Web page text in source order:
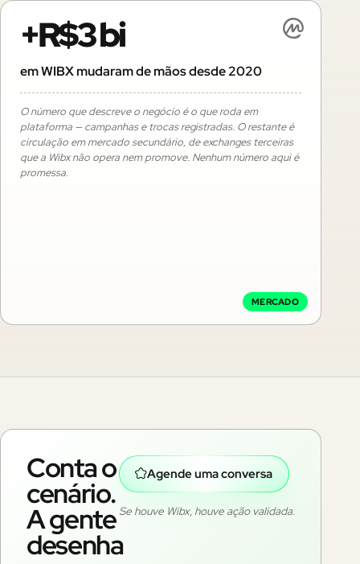
+R$3 bi
em WIBX mudaram de mãos desde 2020
O número que descreve o negócio é o que roda em
plataforma — campanhas e trocas registradas. O restante é
circulação em mercado secundário, de exchanges terceiras
que a Wibx não opera nem promove. Nenhum número aqui é
promessa.
MERCADO
Conta o
cenário.
A gente
desenha
Agende uma conversa
Se houve Wibx, houve ação validada.